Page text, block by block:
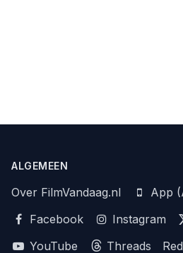
ALGEMEEN
Over FilmVandaag.nl
App
Facebook
Instagram
YouTube
Threads